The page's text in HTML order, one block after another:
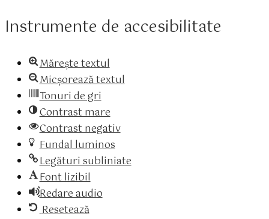
Instrumente de accesibilitate
Mărește textul
Micșorează textul
Tonuri de gri
Contrast mare
Contrast negativ
Fundal luminos
Legături subliniate
Font lizibil
Redare audio
Resetează